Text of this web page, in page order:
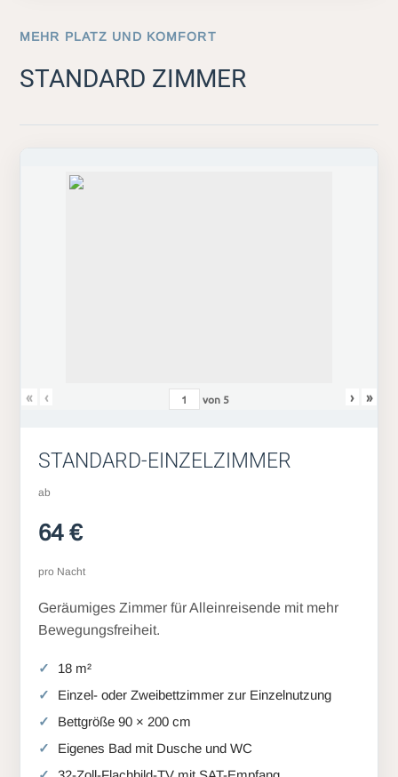
MEHR PLATZ UND KOMFORT
STANDARD ZIMMER
« ‹ von 5 › »
STANDARD-EINZELZIMMER
ab
64 €
pro Nacht
Geräumiges Zimmer für Alleinreisende mit mehr
Bewegungsfreiheit.
18 m²
Einzel- oder Zweibettzimmer zur Einzelnutzung
Bettgröße 90 × 200 cm
Eigenes Bad mit Dusche und WC